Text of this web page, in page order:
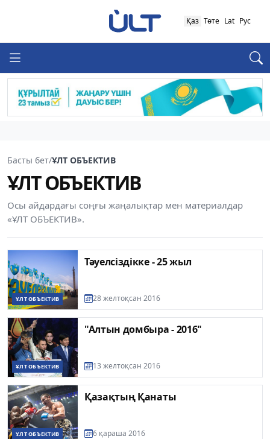
Қаз Төте Lat Рус
Басты бет/ҰЛТ ОБЪЕКТИВ
ҰЛТ ОБЪЕКТИВ
Осы айдардағы соңғы жаңалықтар мен материалдар
«ҰЛТ ОБЪЕКТИВ».
ҰЛТ ОБЪЕКТИВ
Тәуелсіздікке - 25 жыл
28 желтоқсан 2016
ҰЛТ ОБЪЕКТИВ
"Алтын домбыра - 2016"
13 желтоқсан 2016
ҰЛТ ОБЪЕКТИВ
Қазақтың Қанаты
6 қараша 2016